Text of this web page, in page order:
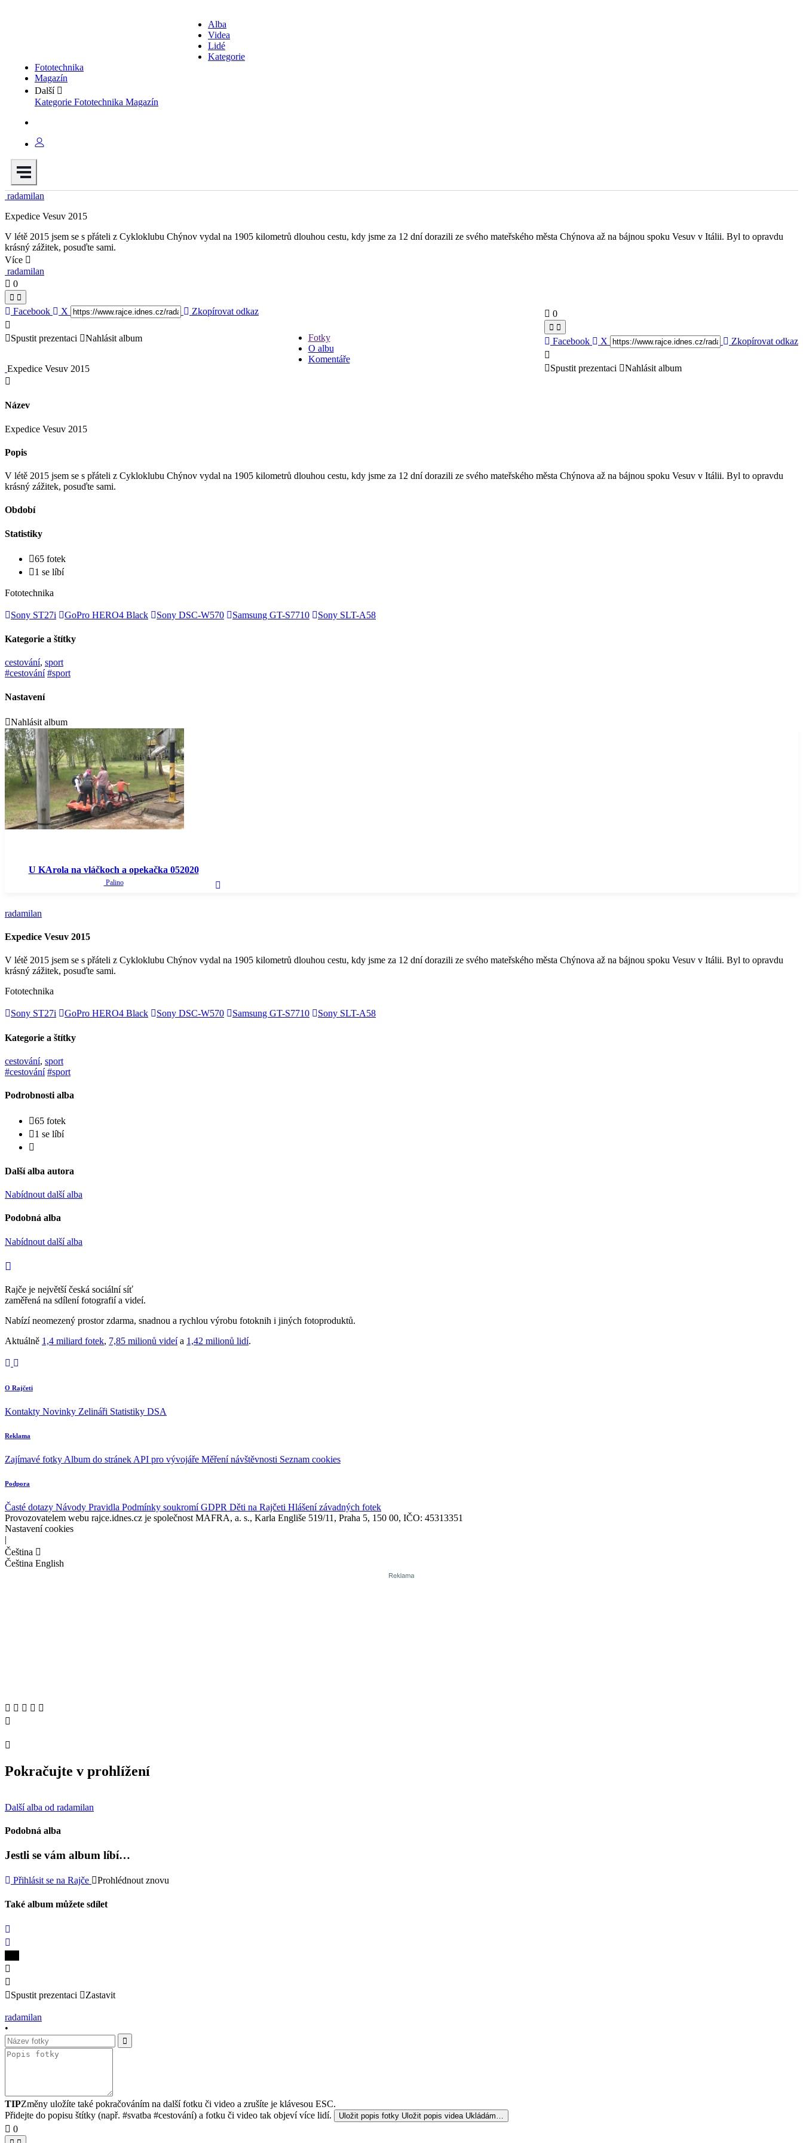
Alba
Videa
Lidé
Kategorie
Fototechnika
Magazín
Další
Kategorie Fototechnika Magazín
radamilan
Expedice Vesuv 2015
V létě 2015 jsem se s přáteli z Cykloklubu Chýnov vydal na 1905 kilometrů dlouhou cestu, kdy jsme za 12 dní dorazili ze svého mateřského města Chýnova až na bájnou spoku Vesuv v Itálii. Byl to opravdu
krásný zážitek, posuďte sami.
Více
radamilan
0
Facebook X Zkopírovat odkaz
Spustit prezentaci Nahlásit album
Expedice Vesuv 2015
Fotky
O albu
Komentáře
0
Facebook X Zkopírovat odkaz
Spustit prezentaci Nahlásit album
Název
Expedice Vesuv 2015
Popis
V létě 2015 jsem se s přáteli z Cykloklubu Chýnov vydal na 1905 kilometrů dlouhou cestu, kdy jsme za 12 dní dorazili ze svého mateřského města Chýnova až na bájnou spoku Vesuv v Itálii. Byl to opravdu
krásný zážitek, posuďte sami.
Období
Statistiky
65 fotek
1 se líbí
Fototechnika
Sony ST27i GoPro HERO4 Black Sony DSC-W570 Samsung GT-S7710 Sony SLT-A58
Kategorie a štítky
cestování, sport
#cestování #sport
Nastavení
Nahlásit album
U KArola na vláčkoch a opekačka 052020
Palino
radamilan
Expedice Vesuv 2015
V létě 2015 jsem se s přáteli z Cykloklubu Chýnov vydal na 1905 kilometrů dlouhou cestu, kdy jsme za 12 dní dorazili ze svého mateřského města Chýnova až na bájnou spoku Vesuv v Itálii. Byl to opravdu
krásný zážitek, posuďte sami.
Fototechnika
Sony ST27i GoPro HERO4 Black Sony DSC-W570 Samsung GT-S7710 Sony SLT-A58
Kategorie a štítky
cestování, sport
#cestování #sport
Podrobnosti alba
65 fotek
1 se líbí
Další alba autora
Nabídnout další alba
Podobná alba
Nabídnout další alba
Rajče je největší česká sociální síť
zaměřená na sdílení fotografií a videí.
Nabízí neomezený prostor zdarma, snadnou a rychlou výrobu fotoknih i jiných fotoproduktů.
Aktuálně 1,4 miliard fotek, 7,85 milionů videía 1,42 milionů lidí.
O Rajčeti
Kontakty Novinky Zelináři Statistiky DSA
Reklama
Zajímavé fotky Album do stránek API pro vývojáře Měření návštěvnosti Seznam cookies
Podpora
Časté dotazy Návody Pravidla Podmínky soukromíGDPR Děti na Rajčeti Hlášení závadných fotek
Provozovatelem webu rajce.idnes.cz je společnost MAFRA, a. s., Karla Engliše 519/11, Praha 5, 150 00, IČO: 45313351
Nastavení cookies
|
Čeština
Čeština English
Pokračujte v prohlížení
Další alba od radamilan
Podobná alba
Jestli se vám album líbí…
Přihlásit se na Rajče Prohlédnout znovu
Také album můžete sdílet
Spustit prezentaci Zastavit
radamilan
•
TIPZměny uložíte také pokračováním na další fotku či video a zrušíte je klávesou ESC.
Přidejte do popisu štítky (např. #svatba #cestování) a fotku či video tak objeví více lidí.
Uložit popis fotky Uložit popis videa Ukládám…
0